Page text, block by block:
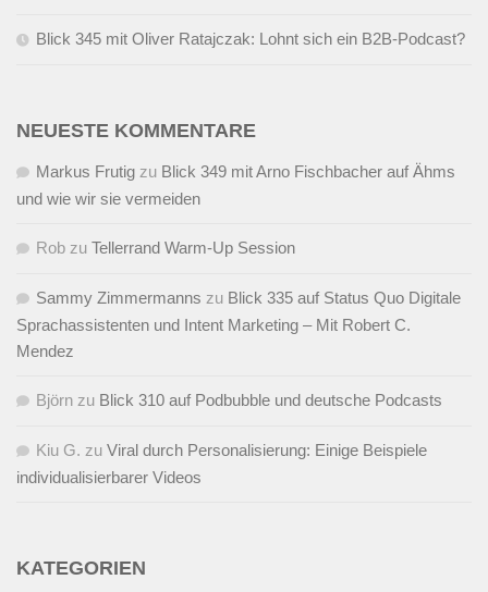
Blick 345 mit Oliver Ratajczak: Lohnt sich ein B2B-Podcast?
NEUESTE KOMMENTARE
Markus Frutig zu Blick 349 mit Arno Fischbacher auf Ähms
und wie wir sie vermeiden
Rob zu Tellerrand Warm-Up Session
Sammy Zimmermanns zu Blick 335 auf Status Quo Digitale
Sprachassistenten und Intent Marketing – Mit Robert C.
Mendez
Björn zu Blick 310 auf Podbubble und deutsche Podcasts
Kiu G. zu Viral durch Personalisierung: Einige Beispiele
individualisierbarer Videos
KATEGORIEN